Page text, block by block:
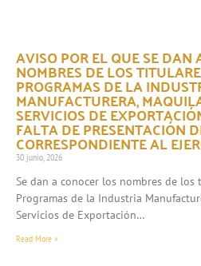
AVISO POR EL QUE SE DAN
NOMBRES DE LOS
PROGRAMAS DE LA
MANUFACTURERA,
SERVICIOS DE
FALTA DE PRESENTACIÓN
CORRESPONDIENTE AL
30 junio, 2026
Se dan a conocer los nombres de
Programas de la Industria
Servicios de Exportación…
Read More »